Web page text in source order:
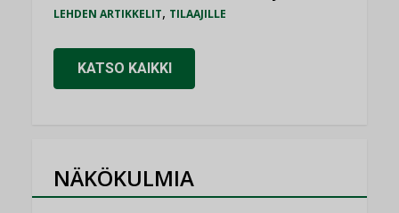
LEHDEN ARTIKKELIT, TILAAJILLE
KATSO KAIKKI
NÄKÖKULMIA